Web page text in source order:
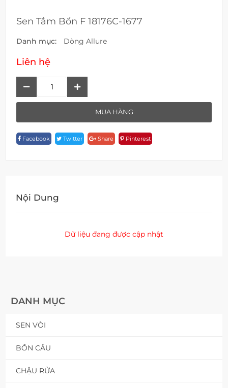
DANH MỤC
SEN VÒI
BỒN CẦU
CHẬU RỬA
Sen Tắm Bồn F 18176C-1677
Danh mục: Dòng Allure
Liên hệ
18176C-
1677
MUA HÀNG
Facebook Twitter Share Pinterest
Nội Dung
Dữ liệu đang được cập nhật